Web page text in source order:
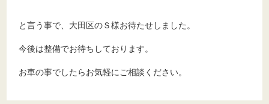
と言う事で、大田区のＳ様お待たせしました。
今後は整備でお待ちしております。
お車の事でしたらお気軽にご相談ください。